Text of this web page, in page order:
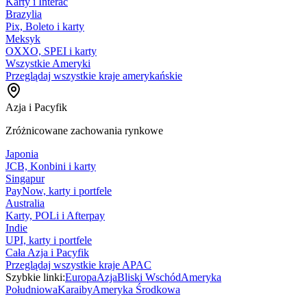
Brazylia
Pix, Boleto i karty
Meksyk
OXXO, SPEI i karty
Wszystkie Ameryki
Przeglądaj wszystkie kraje amerykańskie
Azja i Pacyfik
Zróżnicowane zachowania rynkowe
Japonia
JCB, Konbini i karty
Singapur
PayNow, karty i portfele
Australia
Karty, POLi i Afterpay
Indie
UPI, karty i portfele
Cała Azja i Pacyfik
Przeglądaj wszystkie kraje APAC
Szybkie linki:EuropaAzjaBliski WschódAmeryka
PołudniowaKaraibyAmeryka Środkowa